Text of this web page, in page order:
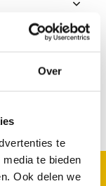
Over
te
te bieden
Ook delen we